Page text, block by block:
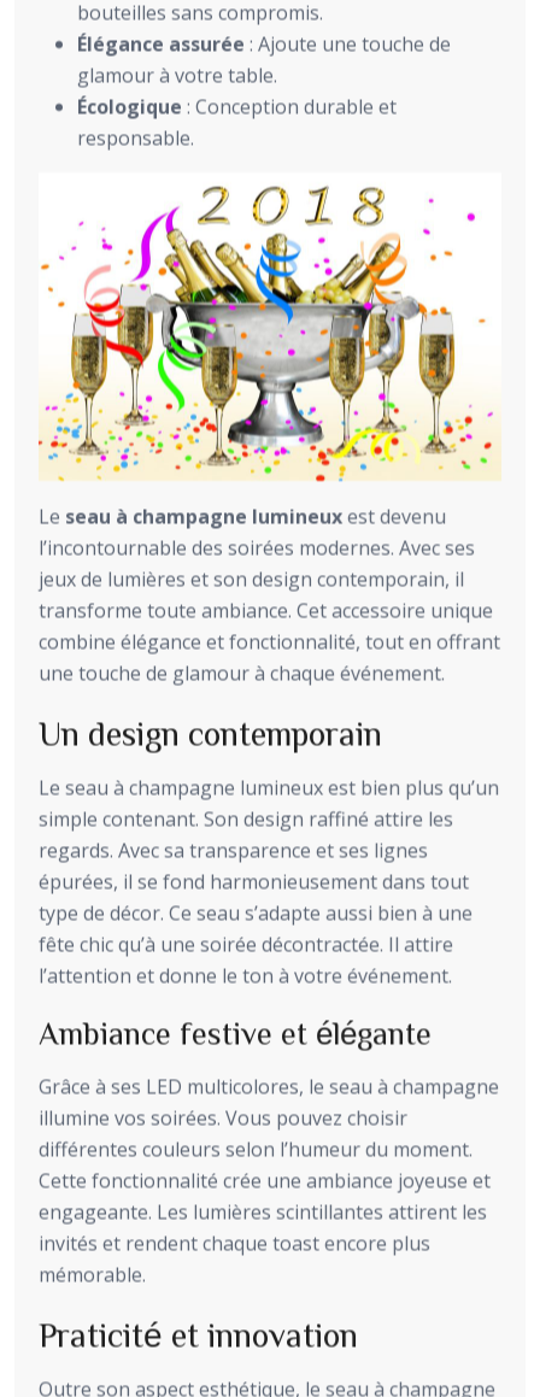
bouteilles sans compromis.
Élégance assurée : Ajoute une touche de
glamour à votre table.
Écologique : Conception durable et
responsable.
Le seau à champagne lumineuxest devenu
l’incontournable des soirées modernes. Avec ses
jeux de lumières et son design contemporain, il
transforme toute ambiance. Cet accessoire unique
combine élégance et fonctionnalité, tout en offrant
une touche de glamour à chaque événement.
Un design contemporain
Le seau à champagne lumineux est bien plus qu’un
simple contenant. Son design raffiné attire les
regards. Avec sa transparence et ses lignes
épurées, il se fond harmonieusement dans tout
type de décor. Ce seau s’adapte aussi bien à une
fête chic qu’à une soirée décontractée. Il attire
l’attention et donne le ton à votre événement.
Ambiance festive et élégante
Grâce à ses LED multicolores, le seau à champagne
illumine vos soirées. Vous pouvez choisir
différentes couleurs selon l’humeur du moment.
Cette fonctionnalité crée une ambiance joyeuse et
engageante. Les lumières scintillantes attirent les
invités et rendent chaque toast encore plus
mémorable.
Praticité et innovation
Outre son aspect esthétique, le seau à champagne